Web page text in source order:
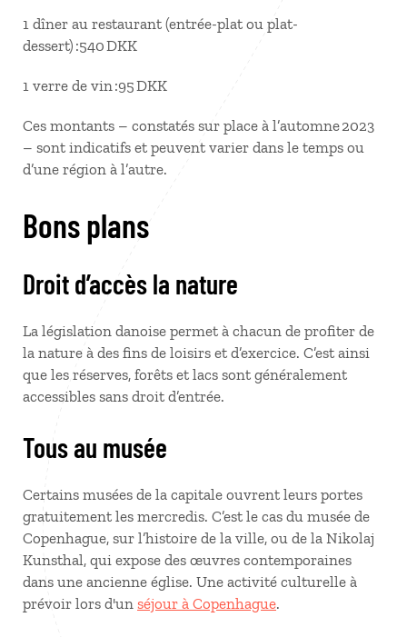
1 dîner au restaurant (entrée-plat ou plat-
dessert) :540 DKK
1 verre de vin :95 DKK
Ces montants – constatés sur place à l’automne 2023
– sont indicatifs et peuvent varier dans le temps ou
d’une région à l’autre.
Bons plans
Droit d’accès la nature
La législation danoise permet à chacun de profiter de
la nature à des fins de loisirs et d’exercice. C’est ainsi
que les réserves, forêts et lacs sont généralement
accessibles sans droit d’entrée.
Tous au musée
Certains musées de la capitale ouvrent leurs portes
gratuitement les mercredis. C’est le cas du musée de
Copenhague, sur l’histoire de la ville, ou de la Nikolaj
Kunsthal, qui expose des œuvres contemporaines
dans une ancienne église. Une activité culturelle à
prévoir lors d'un séjour à Copenhague.